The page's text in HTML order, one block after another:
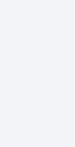
no seu
foram
de anúncios